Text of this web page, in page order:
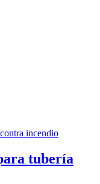
tubería